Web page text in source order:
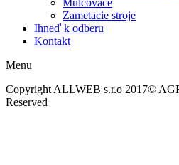
Zametacie stroje
Ihneď k odberu
Kontakt
Menu
Copyright ALLWEB s.r.o 2017©
Reserved